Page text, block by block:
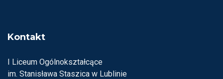
Kontakt
I Liceum Ogólnokształcące
im. Stanisława Staszica w Lublinie